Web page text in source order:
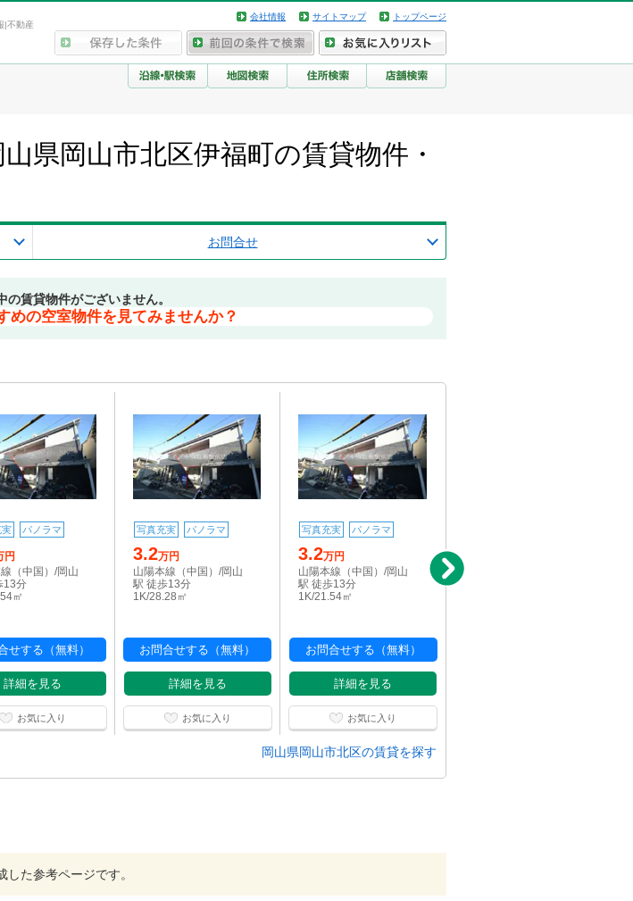
|不動産
会社情報 サイトマップ トップページ
県岡山市北区伊福町の賃貸物件・
お問合せ
の賃貸物件がございません。
めの空室物件を見てみませんか？
実 パノラマ
円
（中国）/岡山
13分
㎡
せする（無料）
詳細を見る
お気に入り
写真充実 パノラマ
3.2万円
山陽本線（中国）/岡山
駅 徒歩13分
1K/28.28㎡
お問合せする（無料）
詳細を見る
お気に入り
写真充実 パノラマ
3.2万円
山陽本線（中国）/岡山
駅 徒歩13分
1K/21.54㎡
お問合せする（無料）
詳細を見る
お気に入り
山陽本線（中国）/岡山
岡山県岡山市北区の賃貸を探す
た参考ページです。